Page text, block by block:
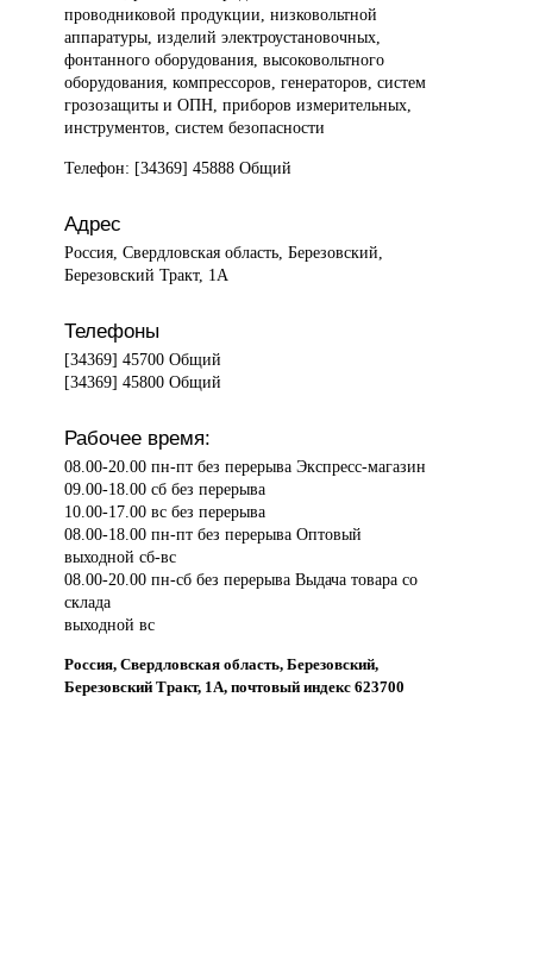
проводниковой продукции, низковольтной
аппаратуры, изделий электроустановочных,
фонтанного оборудования, высоковольтного
оборудования, компрессоров, генераторов, систем
грозозащиты и ОПН, приборов измерительных,
инструментов, систем безопасности
Телефон: [34369] 45888 Общий
Адрес
Россия, Свердловская область, Березовский,
Березовский Тракт, 1А
Телефоны
[34369] 45700 Общий
[34369] 45800 Общий
Рабочее время:
08.00-20.00 пн-пт без перерыва Экспресс-магазин
09.00-18.00 сб без перерыва
10.00-17.00 вс без перерыва
08.00-18.00 пн-пт без перерыва Оптовый
выходной сб-вс
08.00-20.00 пн-сб без перерыва Выдача товара со
склада
выходной вс
Россия, Свердловская область, Березовский,
Березовский Тракт, 1А, почтовый индекс 623700